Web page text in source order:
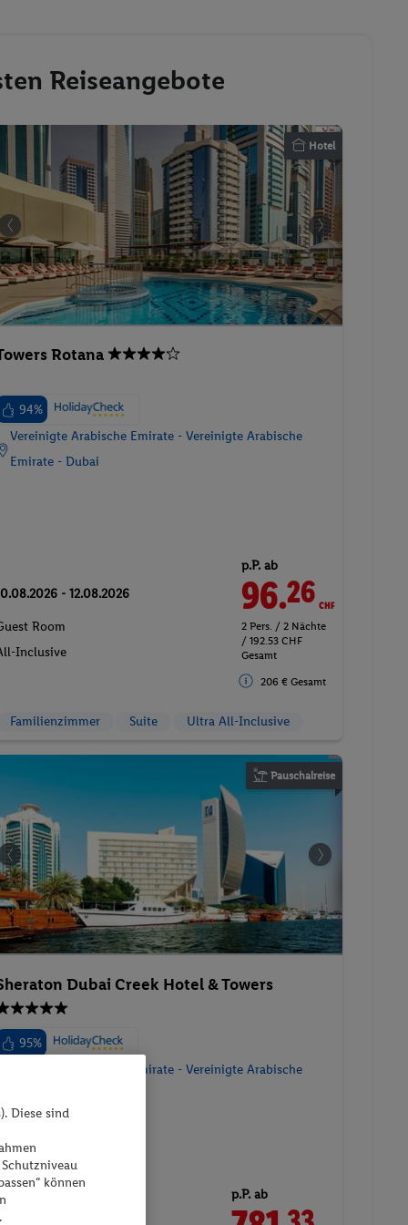
Reiseangebote
Hotel
Rotana
94%
Vereinigte Arabische Emirate - Vereinigte Arabische
Emirate - Dubai
- 12.08.2026
Room
Inclusive
p.P. ab
96.26CHF
2 Pers. / 2 Nächte
/ 192.53 CHF
Gesamt
206 € Gesamt
Familienzimmer Suite Ultra All-Inclusive
Pauschalreise
Dubai Creek Hotel & Towers
95%
Vereinigte Arabische Emirate - Vereinigte Arabische
p.P. ab
Diese sind
können
.